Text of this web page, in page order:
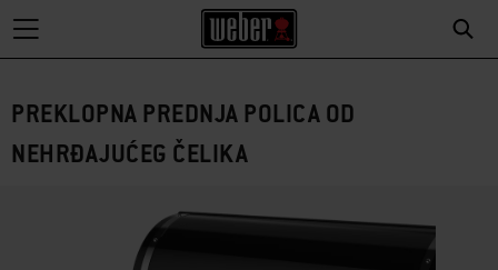
PREKLOPNA PREDNJA POLICA OD
NEHRĐAJUĆEG ČELIKA